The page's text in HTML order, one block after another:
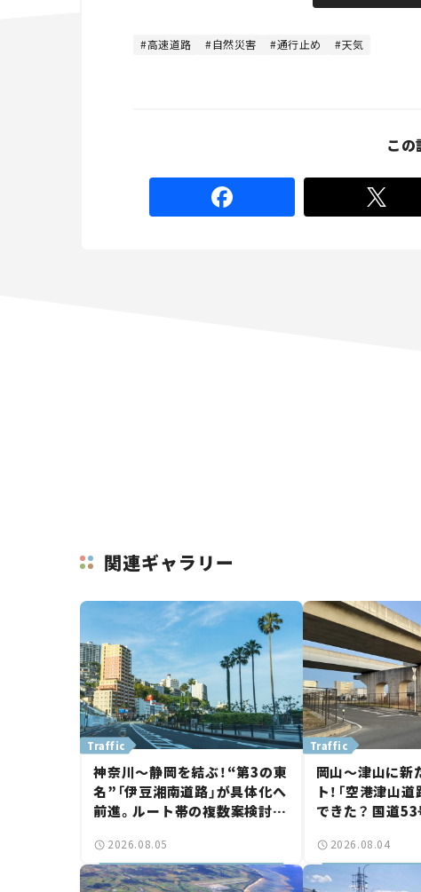
8
.
高速道路 自然災害 通行止め 天気
こ
関連ギャラリー
Traffic
神奈川～静岡を結ぶ！“第3の東
名”「伊豆湘南道路」が具体化へ
前進。ルート帯の複数案検討
【いま気になる道路計画】
2026.08.05
Traffic
岡山～津山に新
ト！「空港津山
できた？ 国道
【いま気になる道
2026.08.04